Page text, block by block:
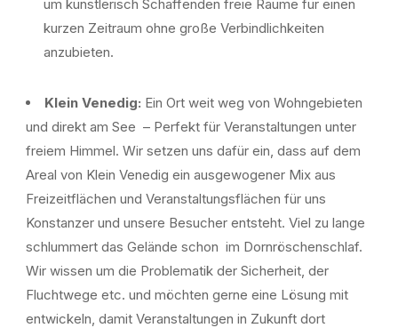
um künstlerisch Schaffenden freie Räume für einen
kurzen Zeitraum ohne große Verbindlichkeiten
anzubieten.
Klein Venedig: Ein Ort weit weg von Wohngebieten
und direkt am See – Perfekt für Veranstaltungen unter
freiem Himmel. Wir setzen uns dafür ein, dass auf dem
Areal von Klein Venedig ein ausgewogener Mix aus
Freizeitflächen und Veranstaltungsflächen für uns
Konstanzer und unsere Besucher entsteht. Viel zu lange
schlummert das Gelände schon im Dornröschenschlaf.
Wir wissen um die Problematik der Sicherheit, der
Fluchtwege etc. und möchten gerne eine Lösung mit
entwickeln, damit Veranstaltungen in Zukunft dort